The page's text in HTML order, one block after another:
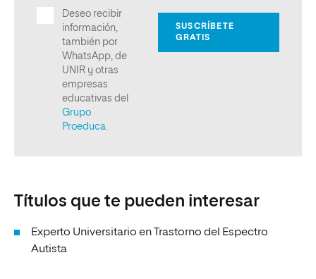
Títulos que te pueden interesar
Experto Universitario en Trastorno del Espectro
Autista